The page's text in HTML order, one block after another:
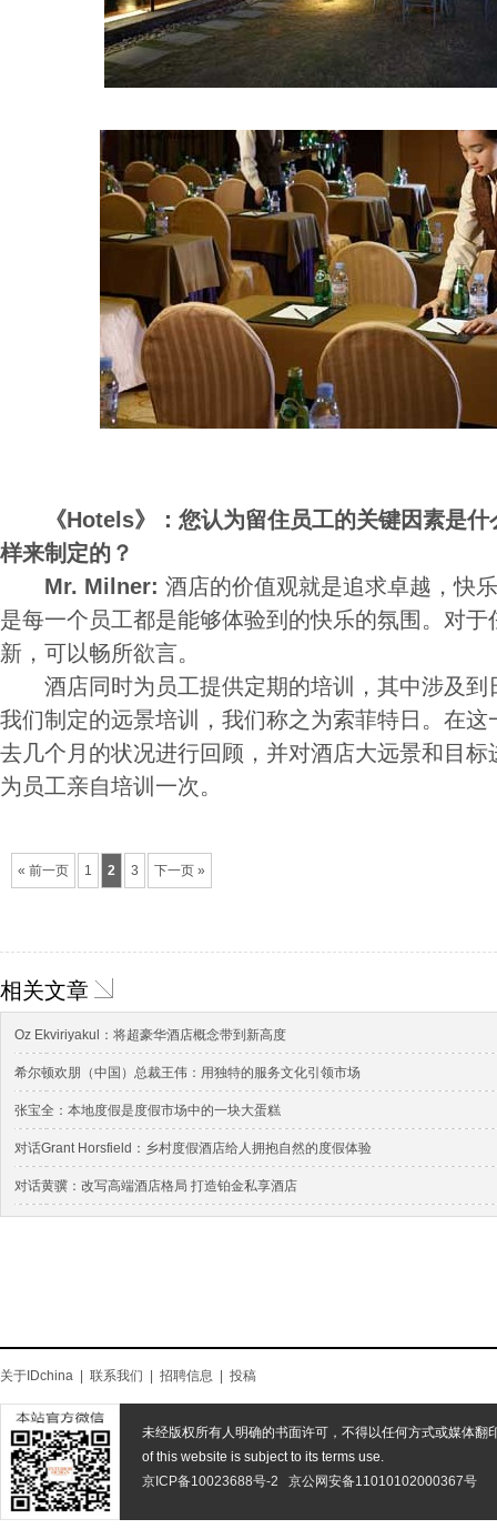
《Hotels》：您认为留住员工的关键因素是
样来制定的？
Mr. Milner: 酒店的价值观就是追求卓越，快
是每一个员工都是能够体验到的快乐的氛围。对
新，可以畅所欲言。
酒店同时为员工提供定期的培训，其中涉及到
我们制定的远景培训，我们称之为索菲特日。在
去几个月的状况进行回顾，并对酒店大远景和目
为员工亲自培训一次。
« 前一页 1 2 3 下一页 »
相关文章
Oz Ekviriyakul：将超豪华酒店概念带到新高度
希尔顿欢朋（中国）总裁王伟：用独特的服务文化引领市场
张宝全：本地度假是度假市场中的一块大蛋糕
对话Grant Horsfield：乡村度假酒店给人拥抱自然的度假体验
对话黄骥：改写高端酒店格局 打造铂金私享酒店
关于IDchina 联系我们 招聘信息 投稿
未经版权所有人明确的书面许可，不得以任何方式或媒体翻
of this website is subject to its terms use.
京ICP备10023688号-2
京公网安备11010102000367号